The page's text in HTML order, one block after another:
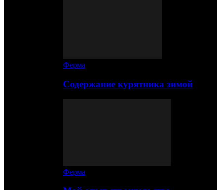
Ферма
Содержание курятника зимой
Ферма